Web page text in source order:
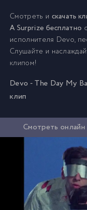
Смотреть и скачать
A Surprize бесплатно
исполнителя Devo,
Слушайте и
клипом!
Devo - The Day My
клип
Смотреть онлайн